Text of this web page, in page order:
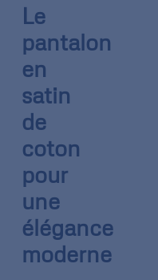
Le
pantalon
en
satin
de
coton
pour
une
élégance
moderne